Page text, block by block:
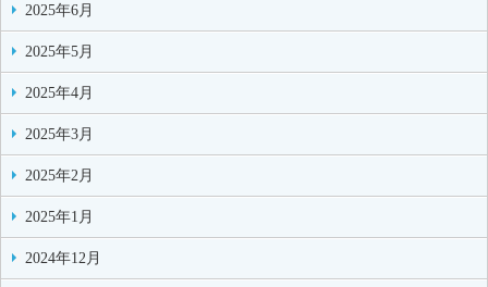
2025年6月
2025年5月
2025年4月
2025年3月
2025年2月
2025年1月
2024年12月